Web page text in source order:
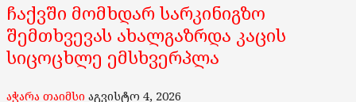
ჩაქვში მომხდარ სარკინიგზო
შემთხვევას ახალგაზრდა კაცის
სიცოცხლე ემსხვერპლა
აჭარა თაიმსი აგვისტო 4, 2026